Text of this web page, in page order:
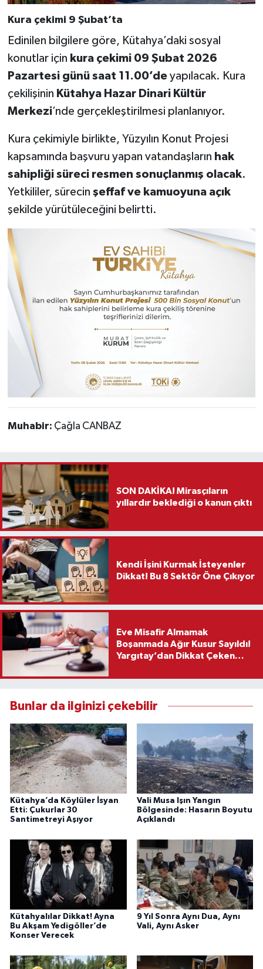
Kura çekimi 9 Şubat’ta
Edinilen bilgilere göre, Kütahya’daki sosyal
konutlar için kura çekimi 09 Şubat 2026
Pazartesi günü saat 11.00’deyapılacak. Kura
çekilişinin Kütahya Hazar Dinari Kültür
Merkezi’nde gerçekleştirilmesi planlanıyor.
Kura çekimiyle birlikte, Yüzyılın Konut Projesi
kapsamında başvuru yapan vatandaşların hak
sahipliği süreci resmen sonuçlanmış olacak.
Yetkililer, sürecin şeffaf ve kamuoyuna açık
şekilde yürütüleceğini belirtti.
Muhabir: Çağla CANBAZ
SON DAKİKA! Mirasçıların
yıllardır beklediği o kanun çıktı
Kendi İşini Kurmak İsteyenler
Dikkat! Bu 8 Sektör Öne Çıkıyor
Eve Misafir Almamak
Boşanmada Ağır Kusur Sayıldı!
Yargıtay’dan Dikkat Çeken
Bunlar da ilginizi çekebilir
Kütahya’da Köylüler İsyan
Etti: Çukurlar 30
Santimetreyi Aşıyor
Vali Musa Işın Yangın
Bölgesinde: Hasarın Boyutu
Açıklandı
Kütahyalılar Dikkat! Ayna
Bu Akşam Yedigöller’de
Konser Verecek
9 Yıl Sonra Aynı Dua, Aynı
Vali, Aynı Asker